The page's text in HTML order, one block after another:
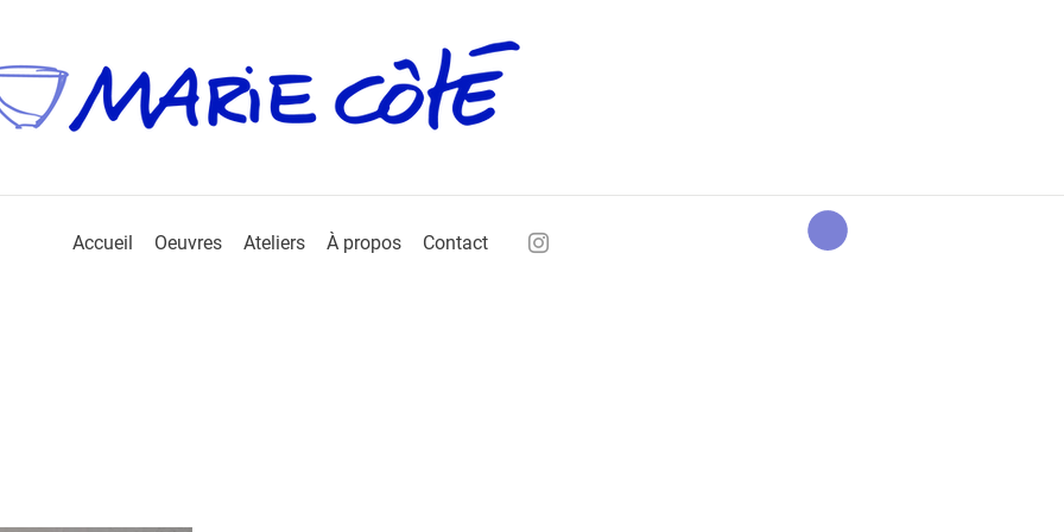
Accueil Oeuvres Ateliers À propos Contact